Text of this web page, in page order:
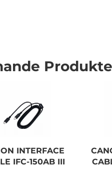
INTERFACE
IFC-150AB III